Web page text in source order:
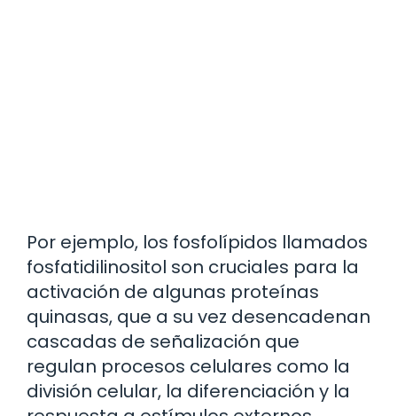
Por ejemplo, los fosfolípidos llamados
fosfatidilinositol son cruciales para la
activación de algunas proteínas
quinasas, que a su vez desencadenan
cascadas de señalización que
regulan procesos celulares como la
división celular, la diferenciación y la